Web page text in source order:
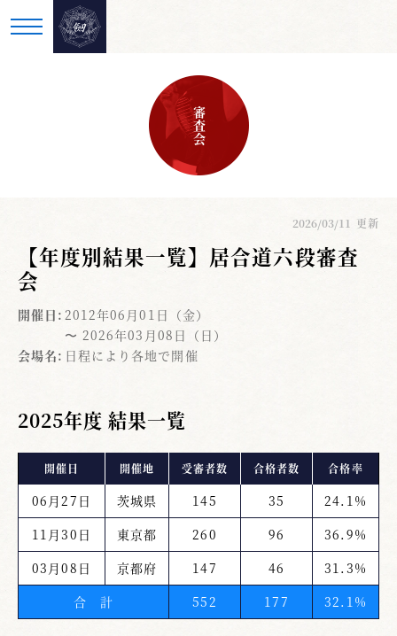
審査会
2026/03/11 更新
【年度別結果一覧】居合道六段審査
会
開催日: 2012年06月01日（金）
〜 2026年03月08日（日）
会場名: 日程により各地で開催
2025年度 結果一覧
開催日 開催地 受審者数 合格者数 合格率
06月27日 茨城県 145 35
24.1%
11月30日
東京都 260 96
36.9%
03月08日
京都府 147 46
31.3%
合 計
552 177 32.1%